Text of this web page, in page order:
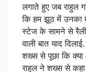
लगाते हुए जब राहुल
कि हम झूठ में उनका
स्टेज के सामने से
वाली बात याद
शख्स से पूछा कि क्या
राहुल ने शख्स से कहा